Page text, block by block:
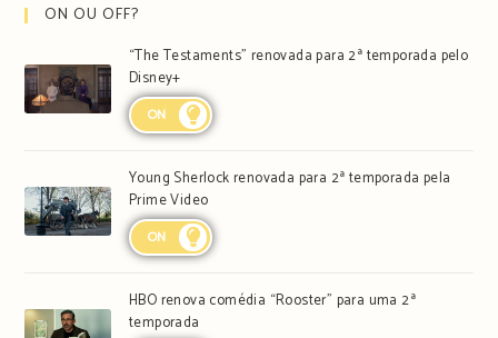
ON OU OFF?
“The Testaments” renovada para 2ª temporada pelo
Disney+
ON
Young Sherlock renovada para 2ª temporada pela
Prime Video
ON
HBO renova comédia “Rooster” para uma 2ª
temporada